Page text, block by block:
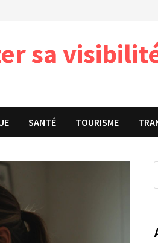
sa
SANTÉ TOURISME